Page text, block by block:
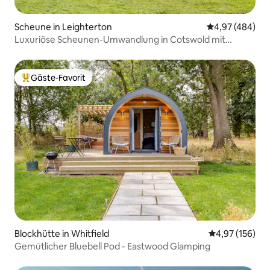
Scheune in Leighterton
4,97 (484)
Luxuriöse Scheunen-Umwandlung in Cotswold mit
Beliebter Gäste-Favorit.
Gäste-Favorit
Blockhütte in Whitfield
4,97 (156)
Gemütlicher Bluebell Pod - Eastwood Glamping